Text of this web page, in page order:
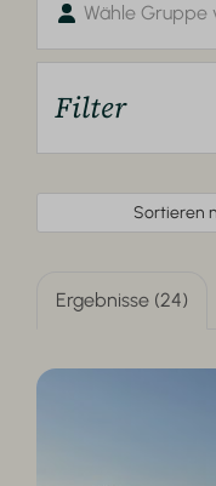
Wähle Gruppe
Filter
Sortieren
Ergebnisse (24)